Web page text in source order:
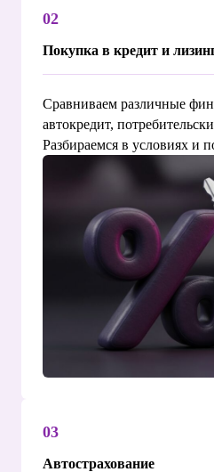
02
Покупка в кредит и
Сравниваем различные
автокредит,
Разбираемся в условиях и
03
Автострахование